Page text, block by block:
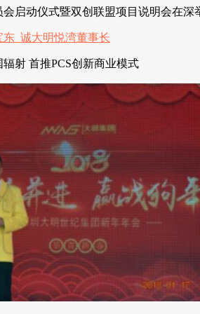
启动仪式暨双创联盟项目说明会在深
射 首推PCS创新商业模式